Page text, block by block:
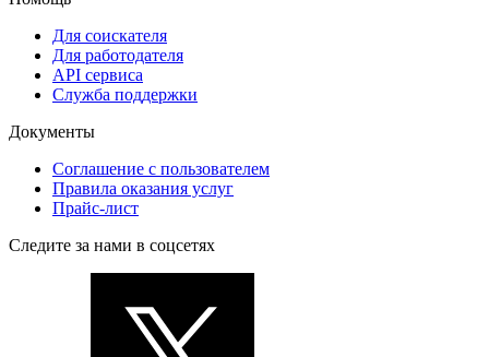
Для соискателя
Для работодателя
API сервиса
Служба поддержки
Документы
Соглашение с пользователем
Правила оказания услуг
Прайс-лист
Следите за нами в соцсетях